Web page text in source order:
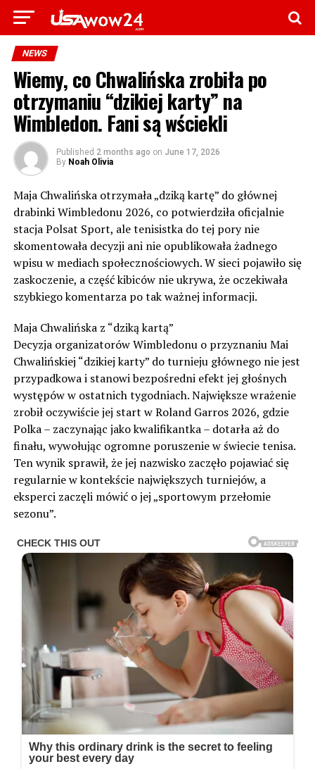
NEWS
Wiemy, co Chwalińska zrobiła po
otrzymaniu “dzikiej karty” na
Wimbledon. Fani są wściekli
Published 2 months ago on June 17, 2026
By Noah Olivia
Maja Chwalińska otrzymała „dziką kartę” do głównej
drabinki Wimbledonu 2026, co potwierdziła oficjalnie
stacja Polsat Sport, ale tenisistka do tej pory nie
skomentowała decyzji ani nie opublikowała żadnego
wpisu w mediach społecznościowych. W sieci pojawiło się
zaskoczenie, a część kibiców nie ukrywa, że oczekiwała
szybkiego komentarza po tak ważnej informacji.
Maja Chwalińska z “dziką kartą”
Decyzja organizatorów Wimbledonu o przyznaniu Mai
Chwalińskiej “dzikiej karty” do turnieju głównego nie jest
przypadkowa i stanowi bezpośredni efekt jej głośnych
występów w ostatnich tygodniach. Największe wrażenie
zrobił oczywiście jej start w Roland Garros 2026, gdzie
Polka – zaczynając jako kwalifikantka – dotarła aż do
finału, wywołując ogromne poruszenie w świecie tenisa.
Ten wynik sprawił, że jej nazwisko zaczęło pojawiać się
regularnie w kontekście największych turniejów, a
eksperci zaczęli mówić o jej „sportowym przełomie
sezonu”.